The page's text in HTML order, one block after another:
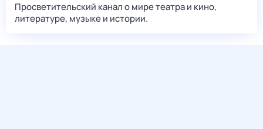
Просветительский канал о мире театра и кино,
литературе, музыке и истории.